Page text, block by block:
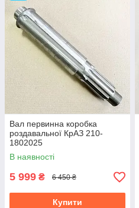
Вал первинна коробка
роздавальної КрАЗ 210-
1802025
В наявності
5 999 ₴ 6 450 ₴
Купити